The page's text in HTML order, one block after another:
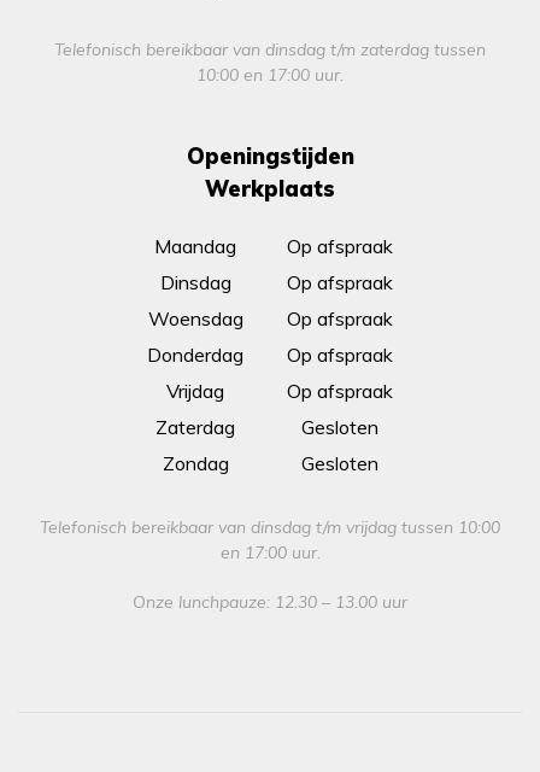
Telefonisch bereikbaar van dinsdag t/m zaterdag tussen
10:00 en 17:00 uur.
Openingstijden
Werkplaats
Maandag
Dinsdag
Woensdag
Donderdag
Vrijdag
Zaterdag
Zondag
Op afspraak
Op afspraak
Op afspraak
Op afspraak
Op afspraak
Gesloten
Gesloten
Telefonisch bereikbaar van dinsdag t/m vrijdag tussen 10:00
en 17:00 uur.
Onze lunchpauze: 12.30 – 13.00 uur